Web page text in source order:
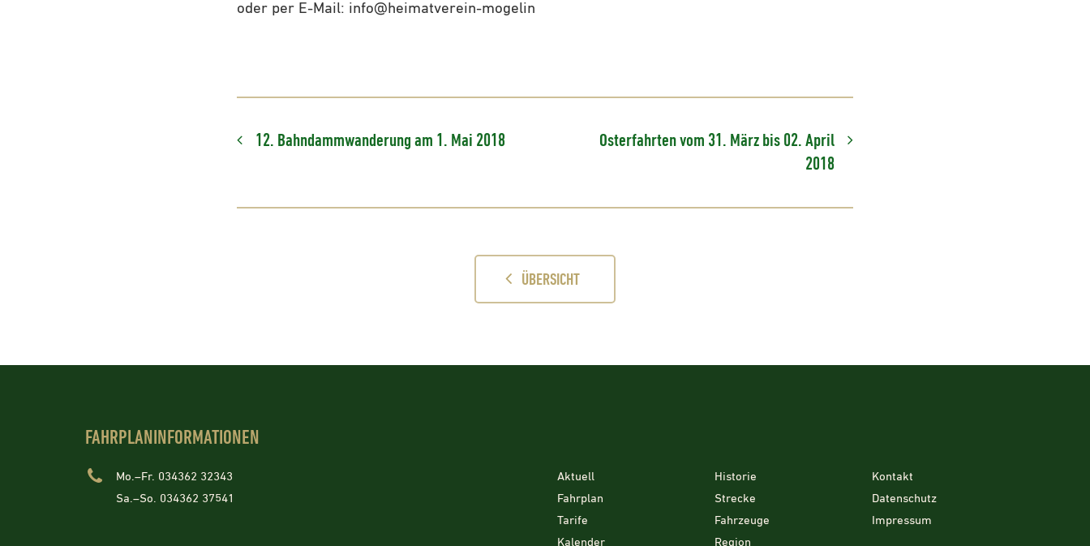
oder per E-Mail: info@heimatverein-mogelin
12. Bahndammwanderung am 1. Mai 2018
Osterfahrten vom 31. März bis 02. April
2018
ÜBERSICHT
FAHRPLANINFORMATIONEN
Mo.–Fr. 034362 32343
Sa.–So. 034362 37541
Aktuell
Fahrplan
Tarife
Kalender
Historie
Strecke
Fahrzeuge
Region
Kontakt
Datenschutz
Impressum